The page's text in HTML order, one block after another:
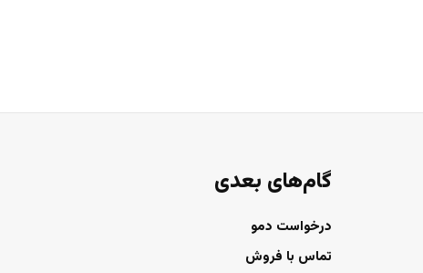
گام‌های بعدی
درخواست دمو
تماس با فروش